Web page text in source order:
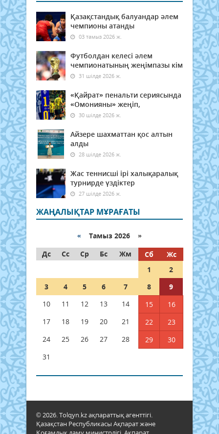
Қазақстандық балуандар әлем
чемпионы атанды
03 тамыз 2026 ж.
Футболдан келесі әлем
чемпионатының жеңімпазы кім
31 шілде 2026 ж.
«Қайрат» пенальти сериясында
«Омонияны» жеңіп,
30 шілде 2026 ж.
Айзере шахматтан қос алтын
алды
28 шілде 2026 ж.
Жас теннисші ірі халықаралық
турнирде үздіктер
27 шілде 2026 ж.
ЖАҢАЛЫҚТАР МҰРАҒАТЫ
« Тамыз 2026 »
Дс
Сс Ср Бс Жм Сб
Жс
1
2
3
4 5 6 7 8
9
10
11 12 13 14 15
16
17
18 19 20 21 22
23
24
25 26 27 28 29
30
31
© 2026. Tolqyn.kz ақпараттық агенттігі.
Қазақстан Республикасы Ақпарат және